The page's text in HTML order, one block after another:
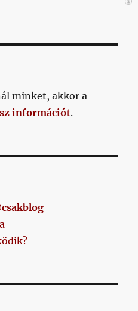
minket, akkor a
információt.